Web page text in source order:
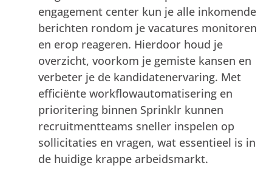
engagement center kun je alle inkomende
berichten rondom je vacatures monitoren
en erop reageren. Hierdoor houd je
overzicht, voorkom je gemiste kansen en
verbeter je de kandidatenervaring. Met
efficiënte workflowautomatisering en
prioritering binnen Sprinklr kunnen
recruitmentteams sneller inspelen op
sollicitaties en vragen, wat essentieel is in
de huidige krappe arbeidsmarkt.